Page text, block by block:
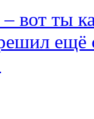
вот ты
ещё